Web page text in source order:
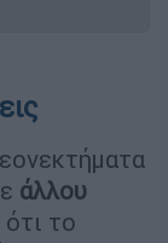
άλλου
το